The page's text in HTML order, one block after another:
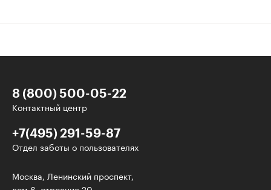
8 (800) 500-05-22
Контактный центр
+7(495) 291-59-87
Отдел заботы о пользователях
Москва, Ленинский проспект,
У нас есть классные рассылки!